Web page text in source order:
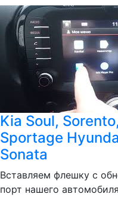
Kia Soul,
Sportage
Sonata
Вставляем флешку с
порт нашего